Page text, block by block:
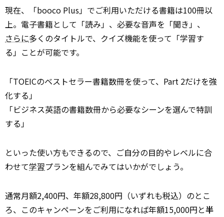
現在、「booco Plus」でご利用いただける書籍は100冊以
上。電子書籍として「読み」、必要な音声を「聞き」、
さらに多くのタイトルで、クイズ機能を使って「学習す
る」ことが可能です。
「TOEICのベストセラー書籍数冊を使って、Part 2だけを強
化する」
「ビジネス英語の書籍数冊から必要なシーンを選んで特訓
する」
といった使い方もできるので、ご自分の目的やレベルに合
わせて学習プランを組んでみてはいかがでしょう。
通常月額2,400円、年額28,800円（いずれも税込）のとこ
ろ、このキャンペーンをご利用になれば年額15,000円と半